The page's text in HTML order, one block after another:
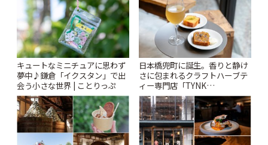
キュートなミニチュアに思わず
夢中♪鎌倉「イクスタン」で出
会う小さな世界 | ことりっぷ
日本橋兜町に誕生。香りと静け
さに包まれるクラフトハーブテ
ィー専門店「TYNK
Kabutocho」 | ことりっぷ